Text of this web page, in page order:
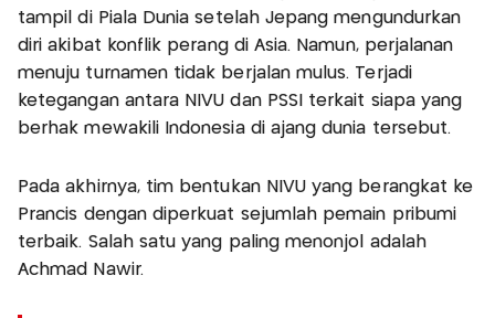
tampil di Piala Dunia setelah Jepang mengundurkan
diri akibat konflik perang di Asia. Namun, perjalanan
menuju turnamen tidak berjalan mulus. Terjadi
ketegangan antara NIVU dan PSSI terkait siapa yang
berhak mewakili Indonesia di ajang dunia tersebut.
Pada akhirnya, tim bentukan NIVU yang berangkat ke
Prancis dengan diperkuat sejumlah pemain pribumi
terbaik. Salah satu yang paling menonjol adalah
Achmad Nawir.